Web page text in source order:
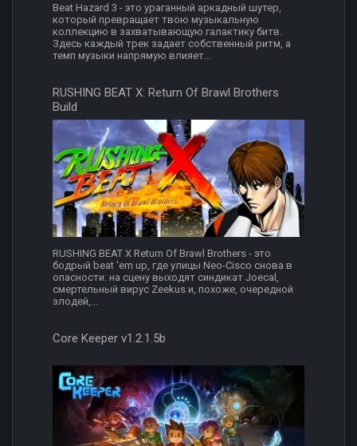
Beat Hazard 3 - это ураганный аркадный шутер,
который превращает твою музыкальную
коллекцию в захватывающую галактику битв.
Здесь каждый трек задает собственный ритм, а
темп музыки напрямую влияет...
RUSHING BEAT X: Return Of Brawl Brothers
Build
RUSHING BEAT X Return Of Brawl Brothers - это
бодрый beat 'em up, где улицы Neo-Cisco снова в
опасности: на сцену выходят синдикат Joecal,
смертельный вирус Zeekus и, похоже, очередной
злодей,...
Core Keeper v1.2.1.5b